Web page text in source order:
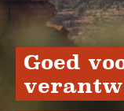
Goed